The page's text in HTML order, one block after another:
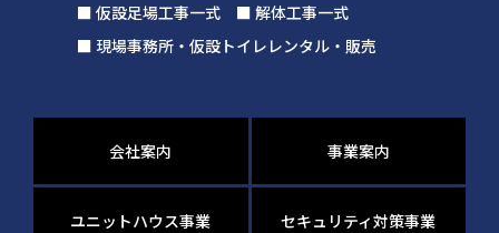
■ 仮設足場工事一式 ■ 解体工事一式
■ 現場事務所・仮設トイレレンタル・販売
会社案内 事業案内
ユニットハウス事業 セキュリティ対策事業